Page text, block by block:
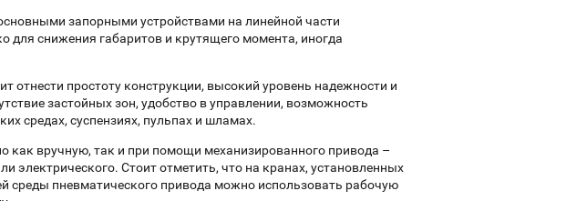
запорными устройствами на линейной части
для снижения габаритов и крутящего момента, иногда
отнести простоту конструкции, высокий уровень надежности и
застойных зон, удобство в управлении, возможность
средах, суспензиях, пульпах и шламах.
вручную, так и при помощи механизированного привода –
электрического. Стоит отметить, что на кранах, установленных
среды пневматического привода можно использовать рабочую